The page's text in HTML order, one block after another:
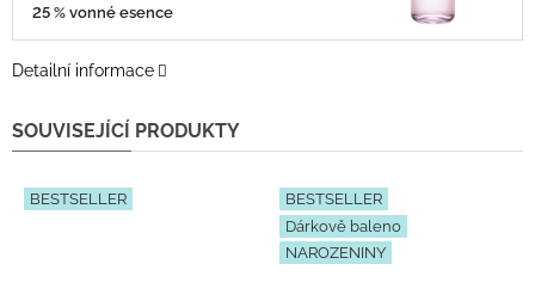
25 % vonné esence
Detailní informace
SOUVISEJÍCÍ PRODUKTY
BESTSELLER
BESTSELLER
Dárkově baleno
NAROZENINY